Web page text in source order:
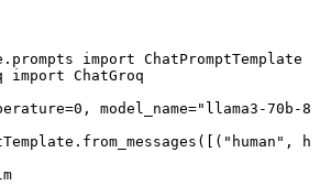
. prompts import ChatPromptTemplate
import ChatGroq
=0 , model_name=" llama3-70b-
. from_messages ( ( " human " ,